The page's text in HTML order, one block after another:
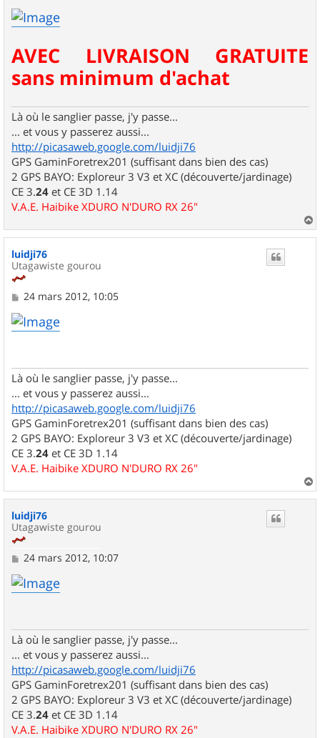
g
e
AVEC LIVRAISON GRATUITE
sans minimum d'achat
Là où le sanglier passe, j'y passe...
... et vous y passerez aussi...
http://picasaweb.google.com/luidji76
GPS GaminForetrex201 (suffisant dans bien des cas)
2 GPS BAYO: Exploreur 3 V3 et XC (découverte/jardinage)
CE 3.24 et CE 3D 1.14
V.A.E. Haibike XDURO N'DURO RX 26"
a
luidji76
Utagawiste gourou
M
s
s
24 mars 2012, 10:05
Là où le sanglier passe, j'y passe...
... et vous y passerez aussi...
http://picasaweb.google.com/luidji76
GPS GaminForetrex201 (suffisant dans bien des cas)
2 GPS BAYO: Exploreur 3 V3 et XC (découverte/jardinage)
CE 3.24 et CE 3D 1.14
V.A.E. Haibike XDURO N'DURO RX 26"
a
luidji76
Utagawiste gourou
M
s
s
24 mars 2012, 10:07
Là où le sanglier passe, j'y passe...
... et vous y passerez aussi...
http://picasaweb.google.com/luidji76
GPS GaminForetrex201 (suffisant dans bien des cas)
2 GPS BAYO: Exploreur 3 V3 et XC (découverte/jardinage)
CE 3.24 et CE 3D 1.14
V.A.E. Haibike XDURO N'DURO RX 26"